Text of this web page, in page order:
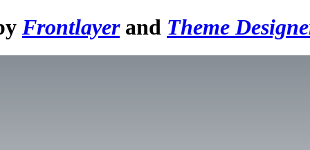
Frontlayerand Theme